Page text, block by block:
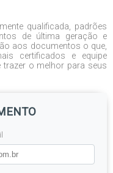
qualificada, padrões
de última geração e
aos documentos o que,
certificados e equipe
o melhor para seus